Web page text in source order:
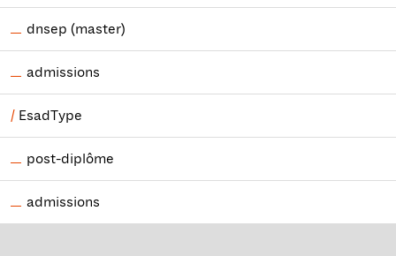
dnsep (master)
admissions
EsadType
post-diplôme
admissions